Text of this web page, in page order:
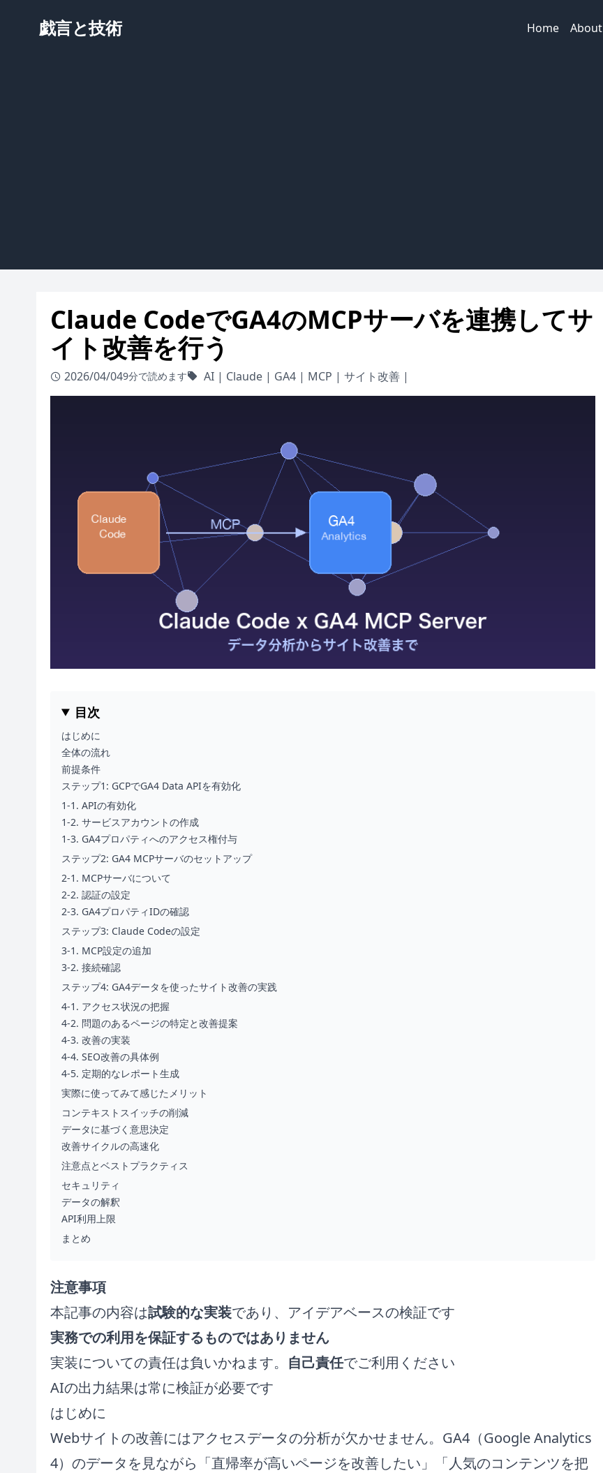
戯言と技術 Home About
Claude CodeでGA4のMCPサーバを連携してサ
イト改善を行う
2026/04/049分で読めます AI | Claude | GA4 | MCP | サイト改善 |
目次
はじめに
全体の流れ
前提条件
ステップ1: GCPでGA4 Data APIを有効化
1-1. APIの有効化
1-2. サービスアカウントの作成
1-3. GA4プロパティへのアクセス権付与
ステップ2: GA4 MCPサーバのセットアップ
2-1. MCPサーバについて
2-2. 認証の設定
2-3. GA4プロパティIDの確認
ステップ3: Claude Codeの設定
3-1. MCP設定の追加
3-2. 接続確認
ステップ4: GA4データを使ったサイト改善の実践
4-1. アクセス状況の把握
4-2. 問題のあるページの特定と改善提案
4-3. 改善の実装
4-4. SEO改善の具体例
4-5. 定期的なレポート生成
実際に使ってみて感じたメリット
コンテキストスイッチの削減
データに基づく意思決定
改善サイクルの高速化
注意点とベストプラクティス
セキュリティ
データの解釈
API利用上限
まとめ
注意事項
本記事の内容は試験的な実装であり、アイデアベースの検証です
実務での利用を保証するものではありません
実装についての責任は負いかねます。 自己責任でご利用ください
AIの出力結果は常に検証が必要です
はじめに
Webサイトの改善にはアクセスデータの分析が欠かせません。GA4（Google Analytics
4）のデータを見ながら「直帰率が高いページを改善したい」「人気のコンテンツを把